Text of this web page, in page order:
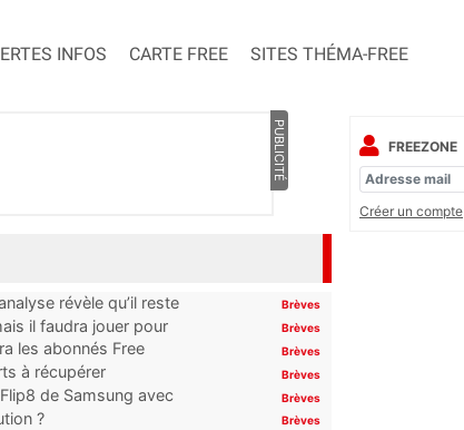
INFOS CARTE FREE SITES THÉMA-FREE
PUBLICITÉ
révèle qu’il reste
Brèves
il faudra jouer pour
Brèves
les abonnés Free
Brèves
à récupérer Brèves
de Samsung avec
Brèves
? Brèves
FREEZONE
Créer un compte